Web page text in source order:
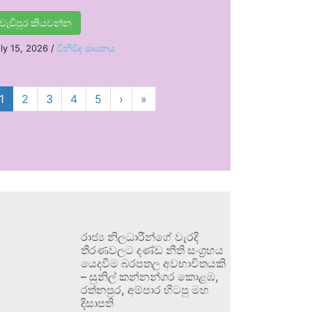
වැඩිපුර කියවන්න
15, 2026 / විනිවිද සායනය
1 2 3 4 5 › »
රාජ්‍ය නිලධාරීන්ගේ වැරදි
තීරණවලට දණ්ඩ නීති සංග්‍රහය
යෙදවීම බරපතල අවභාවිතයකි
– සුනිල් කන්නන්ගර කොළඹ,
රත්නපුර, අම්පාර හිටපු මහ
දිසාපති